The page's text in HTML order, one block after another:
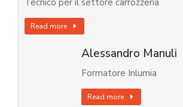
Tecnico per il settore carrozzeria
Read more
Alessandro Manuli
Formatore Inlumia
Read more